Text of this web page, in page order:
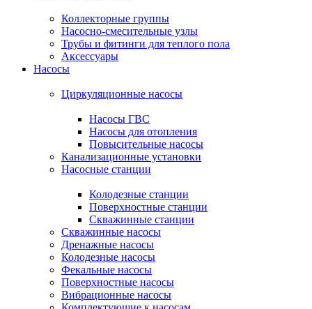
Коллекторные группы
Насосно-смесительные узлы
Трубы и фитинги для теплого пола
Аксессуары
Насосы
Циркуляционные насосы
Насосы ГВС
Насосы для отопления
Повысительные насосы
Канализационные установки
Насосные станции
Колодезные станции
Поверхностные станции
Скважинные станции
Скважинные насосы
Дренажные насосы
Колодезные насосы
Фекальные насосы
Поверхностные насосы
Вибрационные насосы